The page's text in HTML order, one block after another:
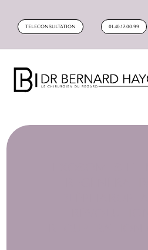
TELECONSULTATION 01.40.17.00.99